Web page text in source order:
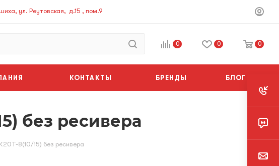
ул. Реутовская, д.15 , пом.9
0 0 0
КОНТАКТЫ БРЕНДЫ БЛОГ
без ресивера
8(10/15) без ресивера